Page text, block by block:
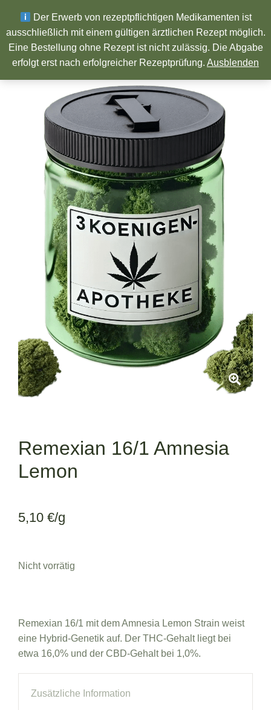
Wir wünschen ein Frohes neues Jahr!
Remexian 16/1 Amnesia
Lemon
5,10 €/g
Nicht vorrätig
Remexian 16/1 mit dem Amnesia Lemon Strain weist
eine Hybrid-Genetik auf. Der THC-Gehalt liegt bei
etwa 16,0% und der CBD-Gehalt bei 1,0%.
Zusätzliche Information
Der Erwerb von rezeptpflichtigen Medikamenten ist
ausschließlich mit einem gültigen ärztlichen Rezept möglich.
Eine Bestellung ohne Rezept ist nicht zulässig. Die Abgabe
erfolgt erst nach erfolgreicher Rezeptprüfung. Ausblenden